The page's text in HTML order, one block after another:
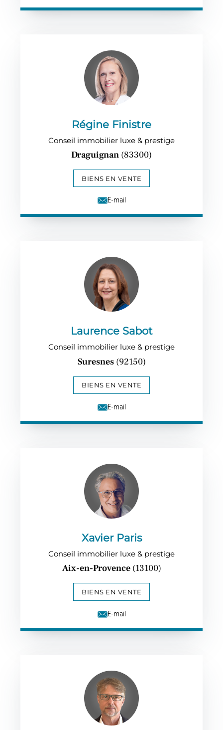
Régine Finistre
Conseil immobilier luxe & prestige
Draguignan (83300)
BIENS EN VENTE
E-mail
Laurence Sabot
Conseil immobilier luxe & prestige
Suresnes (92150)
BIENS EN VENTE
E-mail
Xavier Paris
Conseil immobilier luxe & prestige
Aix-en-Provence (13100)
BIENS EN VENTE
E-mail